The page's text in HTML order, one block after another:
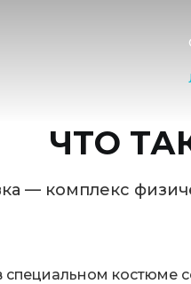
ЧТО
— комплекс
специальном